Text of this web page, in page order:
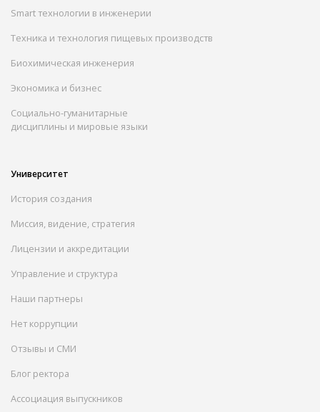
Smart технологии в инженерии
Техника и технология пищевых производств
Биохимическая инженерия
Экономика и бизнес
Социально-гуманитарные
дисциплины и мировые языки
Университет
История создания
Миссия, видение, стратегия
Лицензии и аккредитации
Управление и структура
Наши партнеры
Нет коррупции
Отзывы и СМИ
Блог ректора
Ассоциация выпускников